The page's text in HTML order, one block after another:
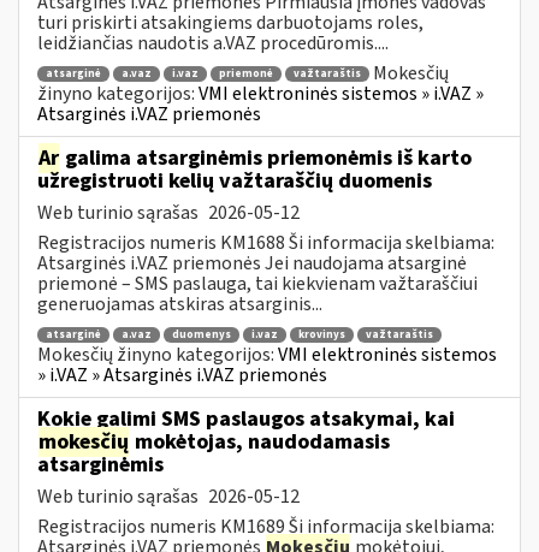
turi priskirti atsakingiems darbuotojams roles,
leidžiančias naudotis a.VAZ procedūromis....
atsarginė a.vaz i.vaz priemonė važtaraštis
Mokesčių
žinyno kategorijos:VMI elektroninės sistemos » i.VAZ »
Atsarginės i.VAZ priemonės
Ar galima atsarginėmis priemonėmis iš karto
užregistruoti kelių važtaraščių duomenis
Web turinio sąrašas 2026-05-12
Registracijos numeris KM1688 Ši informacija skelbiama:
Atsarginės i.VAZ priemonės Jei naudojama atsarginė
priemonė – SMS paslauga, tai kiekvienam važtaraščiui
generuojamas atskiras atsarginis...
atsarginė a.vaz duomenys i.vaz krovinys važtaraštis
Mokesčių žinyno kategorijos:VMI elektroninės sistemos
» i.VAZ » Atsarginės i.VAZ priemonės
Kokie galimi SMS paslaugos atsakymai, kai
mokesčių mokėtojas, naudodamasis
atsarginėmis
Web turinio sąrašas 2026-05-12
Registracijos numeris KM1689 Ši informacija skelbiama:
Atsarginės i.VAZ priemonės Mokesčių mokėtojui,